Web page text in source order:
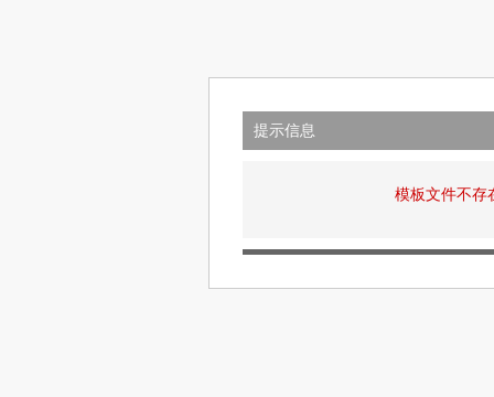
提示信息
模板文件不存